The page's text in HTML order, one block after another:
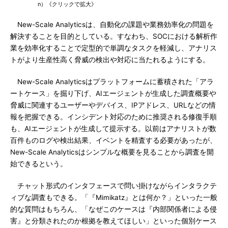
n）《クリックで拡大》
New-Scale Analyticsは、自動化の課題や業務効率化の問題を
解決することを目的としている。すなわち、SOCにおける解析作
業を効率化することで定型的で単調なタスクを軽減し、アナリス
トがより生産性高く脅威の検出や対応に当たれるようにする。
New-Scale Analyticsはプラットフォームに蓄積された「アラ
ートケース」を掘り下げ、AIエージェントが生成した調査概要や
脅威に関連するユーザーやデバイス、IPアドレス、URLなどの情
報を把握できる。インシデント対応のために推奨される修復手順
も、AIエージェントが生成して提示する。以前はアナリストが数
百件ものログや検出結果、イベントを精査する必要があったが、
New-Scale Analyticsはシンプルな概要を見ることから調査を開
始できるという。
チャット形式のインタフェースで問い掛けながらインタラクテ
ィブな調査もできる。「『Mimikatz』とは何か？」といった一般
的な質問はもちろん、「なぜこのケースは『内部関係者による侵
害』と分類されたのか根拠を教えてほしい」といった個別ケース